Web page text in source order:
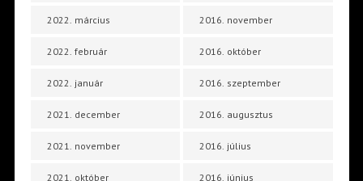
2022. március
2022. február
2022. január
2021. december
2021. november
2021. október
2016. november
2016. október
2016. szeptember
2016. augusztus
2016. július
2016. június